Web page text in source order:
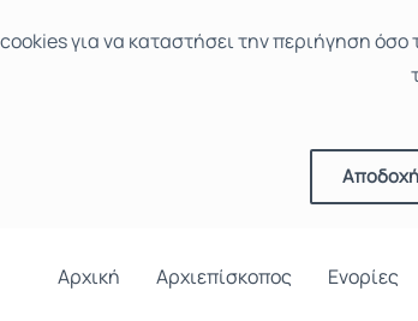
για να καταστήσει την περιήγηση όσο
Αποδοχή
Αρχική Αρχιεπίσκοπος Ενορίες